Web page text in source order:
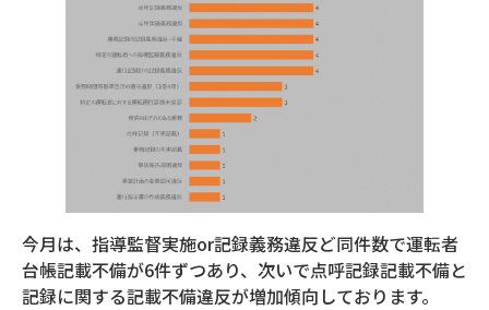
今月は、指導監督実施or記録義務違反ど同件数で運転者
台帳記載不備が6件ずつあり、次いで点呼記録記載不備と
記録に関する記載不備違反が増加傾向しております。